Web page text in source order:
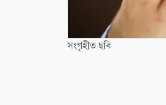
সংগৃহীত ছবি